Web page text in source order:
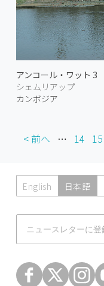
アンコール・ワット 3
シェムリアップ
カンボジア
< 前へ … 14 15
English 日本語
Atmoph News